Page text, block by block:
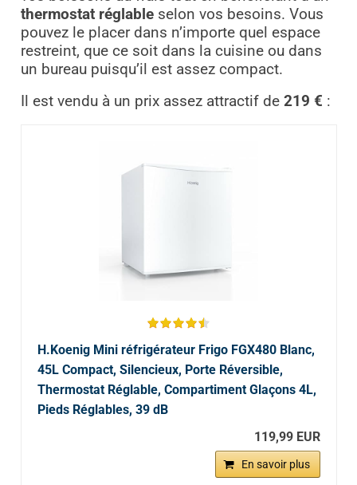
thermostat réglableselon vos besoins. Vous
pouvez le placer dans n’importe quel espace
restreint, que ce soit dans la cuisine ou dans
un bureau puisqu’il est assez compact.
Il est vendu à un prix assez attractif de 219 € :
H.Koenig Mini réfrigérateur Frigo FGX480 Blanc,
45L Compact, Silencieux, Porte Réversible,
Thermostat Réglable, Compartiment Glaçons 4L,
Pieds Réglables, 39 dB
119,99 EUR
En savoir plus